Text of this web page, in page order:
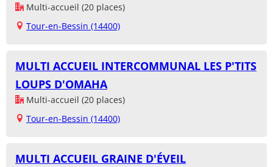
Multi-accueil (20 places)
Tour-en-Bessin (14400)
MULTI ACCUEIL INTERCOMMUNAL LES P'TITS
LOUPS D'OMAHA
Multi-accueil (20 places)
Tour-en-Bessin (14400)
MULTI ACCUEIL GRAINE D'ÉVEIL